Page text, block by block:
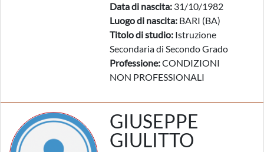
Data di nascita: 31/10/1982
Luogo di nascita: BARI (BA)
Titolo di studio: Istruzione
Secondaria di Secondo Grado
Professione:CONDIZIONI
NON PROFESSIONALI
GIUSEPPE
GIULITTO